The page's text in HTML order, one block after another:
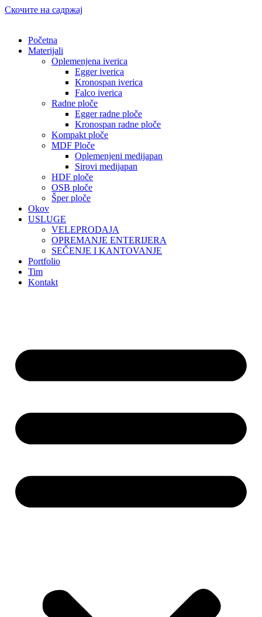
Скочите на садржај
Početna
Materijali
Oplemenjena iverica
Egger iverica
Kronospan iverica
Falco iverica
Radne ploče
Egger radne ploče
Kronospan radne ploče
Kompakt ploče
MDF Ploče
Oplemenjeni medijapan
Sirovi medijapan
HDF ploče
OSB ploče
Šper ploče
Okov
USLUGE
VELEPRODAJA
OPREMANJE ENTERIJERA
SEČENJE I KANTOVANJE
Portfolio
Tim
Kontakt